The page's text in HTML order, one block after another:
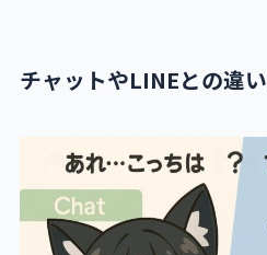
チャットやLINEとの違